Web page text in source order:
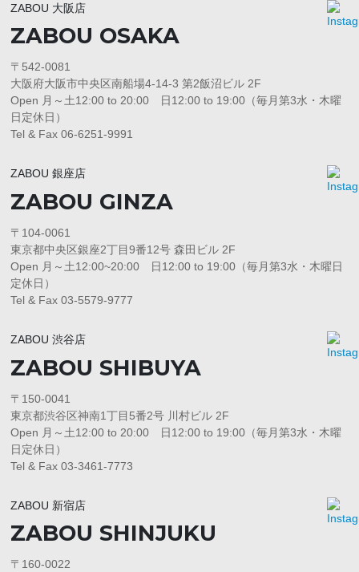
ZABOU 大阪店
ZABOU OSAKA
〒542-0081
大阪府大阪市中央区南船場4-14-3 第2飯沼ビル 2F
Open 月～土12:00 to 20:00 日12:00 to 19:00（毎月第3水・木曜
日定休日）
Tel & Fax 06-6251-9991
ZABOU 銀座店
ZABOU GINZA
〒104-0061
東京都中央区銀座2丁目9番12号 森田ビル 2F
Open 月～土12:00~20:00 日12:00 to 19:00（毎月第3水・木曜日
定休日）
Tel & Fax 03-5579-9777
ZABOU 渋谷店
ZABOU SHIBUYA
〒150-0041
東京都渋谷区神南1丁目5番2号 川村ビル 2F
Open 月～土12:00 to 20:00 日12:00 to 19:00（毎月第3水・木曜
日定休日）
Tel & Fax 03-3461-7773
ZABOU 新宿店
ZABOU SHINJUKU
〒160-0022